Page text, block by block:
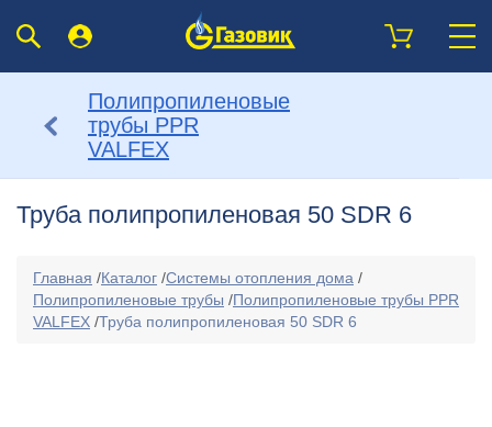
Полипропиленовые
трубы PPR
VALFEX
Труба полипропиленовая 50 SDR 6
Главная /Каталог /Системы отопления дома /
Полипропиленовые трубы /Полипропиленовые трубы PPR
VALFEX /Труба полипропиленовая 50 SDR 6